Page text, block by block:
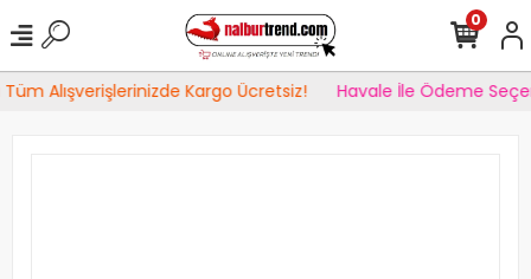
Alışverişlerinizde Kargo Ücretsiz! Havale İle Ödeme
0